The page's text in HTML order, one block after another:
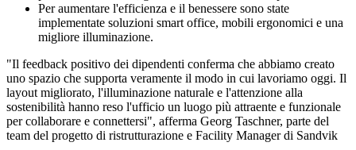
Per aumentare l'efficienza e il benessere sono state
implementate soluzioni smart office, mobili ergonomici e una
migliore illuminazione.
"Il feedback positivo dei dipendenti conferma che abbiamo creato
uno spazio che supporta veramente il modo in cui lavoriamo oggi. Il
layout migliorato, l'illuminazione naturale e l'attenzione alla
sostenibilità hanno reso l'ufficio un luogo più attraente e funzionale
per collaborare e connettersi", afferma Georg Taschner, parte del
team del progetto di ristrutturazione e Facility Manager di Sandvik